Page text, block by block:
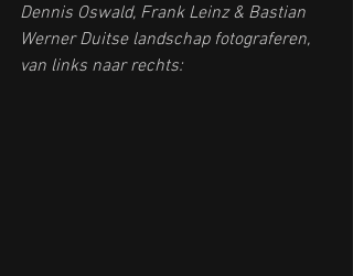
Dennis Oswald, Frank Leinz & Bastian
Werner Duitse landschap fotograferen,
van links naar rechts: